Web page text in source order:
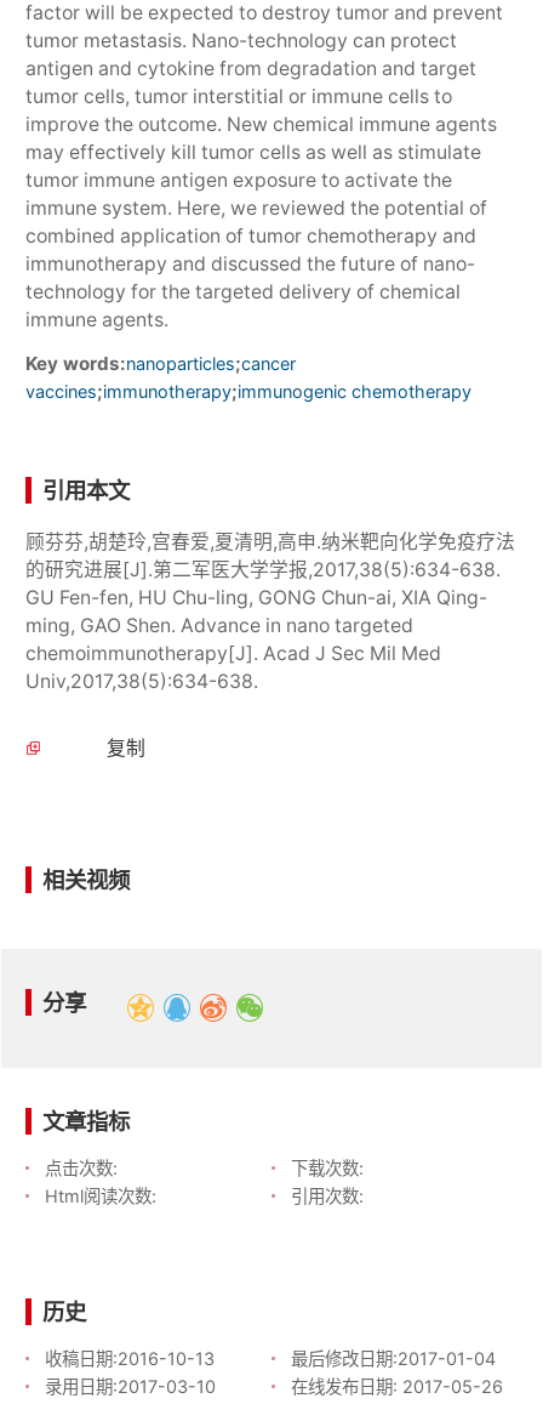
factor will be expected to destroy tumor and prevent
tumor metastasis. Nano-technology can protect
antigen and cytokine from degradation and target
tumor cells, tumor interstitial or immune cells to
improve the outcome. New chemical immune agents
may effectively kill tumor cells as well as stimulate
tumor immune antigen exposure to activate the
immune system. Here, we reviewed the potential of
combined application of tumor chemotherapy and
immunotherapy and discussed the future of nano-
technology for the targeted delivery of chemical
immune agents.
Key words:nanoparticles;cancer
vaccines;immunotherapy;immunogenic chemotherapy
引用本文
顾芬芬,胡楚玲,宫春爱,夏清明,高申.纳米靶向化学免疫疗法
的研究进展[J].第二军医大学学报,2017,38(5):634-638.
GU Fen-fen, HU Chu-ling, GONG Chun-ai, XIA Qing-
ming, GAO Shen. Advance in nano targeted
chemoimmunotherapy[J]. Acad J Sec Mil Med
Univ,2017,38(5):634-638.
复制
相关视频
分享
文章指标
点击次数:
下载次数:
Html阅读次数:
引用次数:
历史
收稿日期:2016-10-13 最后修改日期:2017-01-04
录用日期:2017-03-10 在线发布日期: 2017-05-26